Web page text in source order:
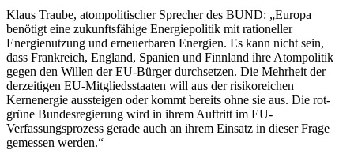
Klaus Traube, atompolitischer Sprecher des BUND: „Europa
benötigt eine zukunftsfähige Energiepolitik mit rationeller
Energienutzung und erneuerbaren Energien. Es kann nicht sein,
dass Frankreich, England, Spanien und Finnland ihre Atompolitik
gegen den Willen der EU-Bürger durchsetzen. Die Mehrheit der
derzeitigen EU-Mitgliedsstaaten will aus der risikoreichen
Kernenergie aussteigen oder kommt bereits ohne sie aus. Die rot-
grüne Bundesregierung wird in ihrem Auftritt im EU-
Verfassungsprozess gerade auch an ihrem Einsatz in dieser Frage
gemessen werden.“